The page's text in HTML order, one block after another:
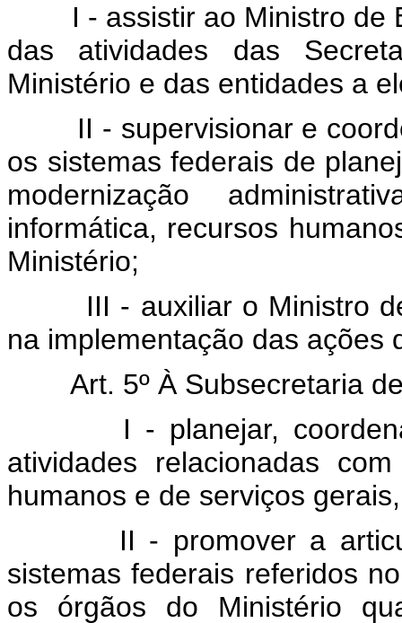
I - assistir ao Ministro de
das atividades das
Ministério e das entidades a
II - supervisionar e
os sistemas federais de
modernização
informática, recursos
Ministério;
III - auxiliar o Ministro de
na implementação das ações
Art. 5º À Subsecretaria de
I - planejar, coordenar
atividades relacionadas
humanos e de serviços
II - promover a
sistemas federais referidos
os órgãos do Ministério